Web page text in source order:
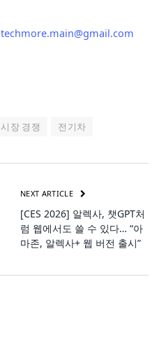
techmore.main@gmail.com
시장 경쟁 전기차
NEXT ARTICLE
[CES 2026] 알렉사, 챗GPT처
럼 웹에서도 쓸 수 있다… “아
마존, 알렉사+ 웹 버전 출시”